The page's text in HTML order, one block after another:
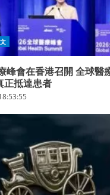
2026/08/07/13:53:50
ナレッジワーク、AI
井 誠（@myui）が入
スAIエージェント
の業界特化LLM」の
開発をリード
2026/08/07/10:54:31
峰會在香港召開 全球醫
正抵達患者